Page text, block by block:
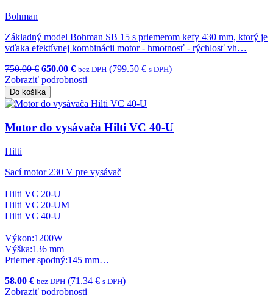
Bohman
Základný model Bohman SB 15 s priemerom kefy 430 mm, ktorý je
vďaka efektívnej kombinácii motor - hmotnosť - rýchlosť vh…
750.00 € 650.00 € bez DPH (799.50 € s DPH)
Zobraziť podrobnosti
Do košíka
Motor do vysávača Hilti VC 40-U
Hilti
Sací motor 230 V pre vysávač
Hilti VC 20-U
Hilti VC 20-UM
Hilti VC 40-U
Výkon:1200W
Výška:136 mm
Priemer spodný:145 mm…
58.00 € bez DPH (71.34 € s DPH)
Zobraziť podrobnosti